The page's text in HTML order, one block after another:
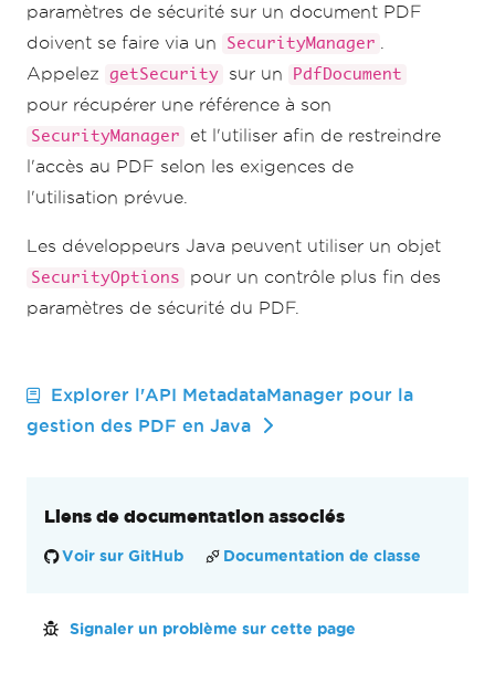
paramètres de sécurité sur un document PDF
doivent se faire via un
SecurityManager
Appelez
getSecurity sur un PdfDocument
pour récupérer une référence à son
SecurityManager
et l'utiliser afin de restreindre
l'accès au PDF selon les exigences de
l'utilisation prévue.
Les développeurs Java peuvent utiliser un objet
SecurityOptions
pour un contrôle plus fin des
paramètres de sécurité du PDF.
Explorer l'API MetadataManager pour la
gestion des PDF en Java
Liens de documentation associés
Voir sur GitHub Documentation de classe
Signaler un problème sur cette page